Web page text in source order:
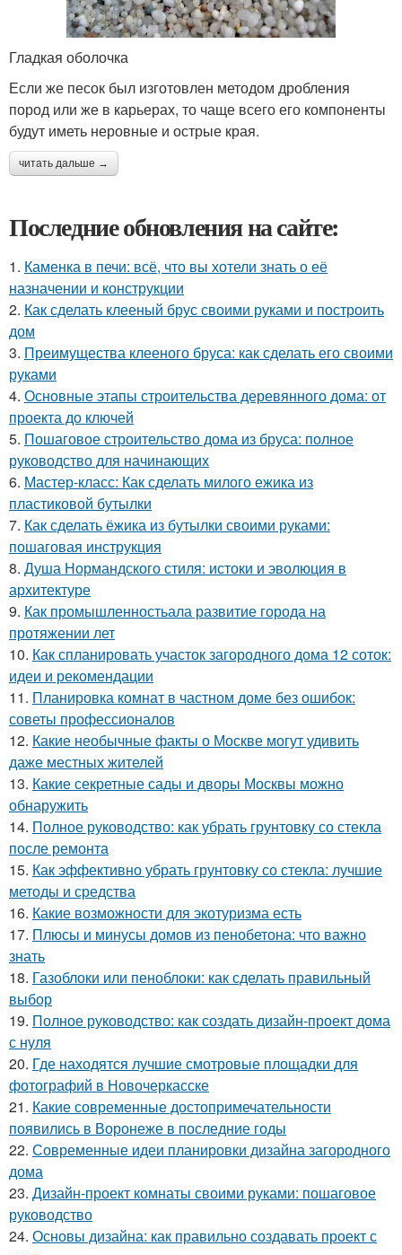
Гладкая оболочка
Если же песок был изготовлен методом дробления
пород или же в карьерах, то чаще всего его компоненты
будут иметь неровные и острые края.
читать дальше →
Последние обновления на сайте:
1. Каменка в печи: всё, что вы хотели знать о её
назначении и конструкции
2. Как сделать клееный брус своими руками и построить
дом
3. Преимущества клееного бруса: как сделать его своими
руками
4. Основные этапы строительства деревянного дома: от
проекта до ключей
5. Пошаговое строительство дома из бруса: полное
руководство для начинающих
6. Мастер-класс: Как сделать милого ежика из
пластиковой бутылки
7. Как сделать ёжика из бутылки своими руками:
пошаговая инструкция
8. Душа Нормандского стиля: истоки и эволюция в
архитектуре
9. Как промышленностьала развитие города на
протяжении лет
10. Как спланировать участок загородного дома 12 соток:
идеи и рекомендации
11. Планировка комнат в частном доме без ошибок:
советы профессионалов
12. Какие необычные факты о Москве могут удивить
даже местных жителей
13. Какие секретные сады и дворы Москвы можно
обнаружить
14. Полное руководство: как убрать грунтовку со стекла
после ремонта
15. Как эффективно убрать грунтовку со стекла: лучшие
методы и средства
16. Какие возможности для экотуризма есть
17. Плюсы и минусы домов из пенобетона: что важно
знать
18. Газоблоки или пеноблоки: как сделать правильный
выбор
19. Полное руководство: как создать дизайн-проект дома
с нуля
20. Где находятся лучшие смотровые площадки для
фотографий в Новочеркасске
21. Какие современные достопримечательности
появились в Воронеже в последние годы
22. Современные идеи планировки дизайна загородного
дома
23. Дизайн-проект комнаты своими руками: пошаговое
руководство
24. Основы дизайна: как правильно создавать проект с